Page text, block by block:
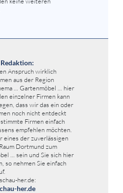
Anspruch wirklich
aus der Region
... Gartenmöbel ... hier
einzelner Firmen kann
dass wir das ein oder
noch nicht entdeckt
Firmen einfach
empfehlen möchten.
eines der zuverlässigen
Dortmund zum
... sein und Sie sich hier
so nehmen Sie einfach
her.de:
her.de